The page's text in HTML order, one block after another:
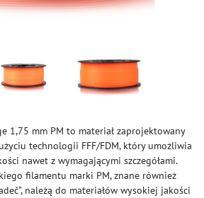
1,75 mm PM to materiał zaprojektowany
technologii FFF/FDM, który umożliwia
nawet z wymagającymi szczegółami.
filamentu marki PM, znane również
należą do materiałów wysokiej jakości